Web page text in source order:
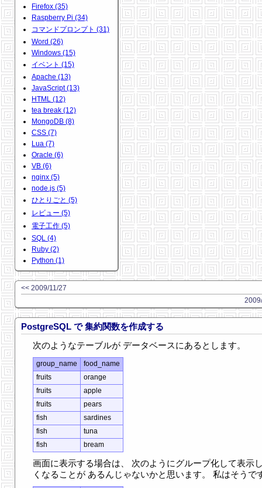
Firefox (35)
Raspberry Pi (34)
コマンドプロンプト (31)
Word (26)
Windows (15)
イベント (15)
Apache (13)
JavaScript (13)
HTML (12)
tea break (12)
MongoDB (8)
CSS (7)
Lua (7)
Oracle (6)
VB (6)
nginx (5)
node.js (5)
ひとりごと (5)
レビュー (5)
電子工作 (5)
SQL (4)
Ruby (2)
Python (1)
<< 2009/11/27
PostgreSQL で 集約関数を作成する
次のようなテーブルが データベースにあるとします。
group_name
food_name
fruits
orange
fruits
apple
fruits
pears
fish
sardines
fish
tuna
fish
bream
画面に表示する場合は、 次のようにグループ化して表示
くなることが あるんじゃないかと思います。 私はそうで